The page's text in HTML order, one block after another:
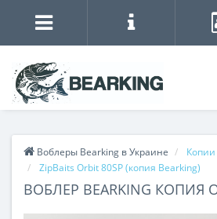
Воблеры Bearking в Украине
ZipBaits Orbit 80SP (копия Bearking)
ВОБЛЕР BEARKING КОПИЯ